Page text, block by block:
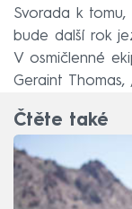
Svorada k
bude další rok
V osmičlenné
Geraint Thomas,
Čtěte také